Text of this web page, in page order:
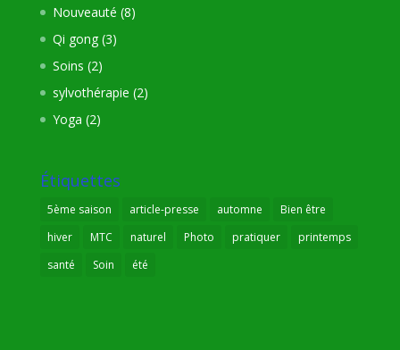
Nouveauté (8)
Qi gong(3)
Soins (2)
sylvothérapie (2)
Yoga (2)
Étiquettes
5ème saison article-presse automne
Bien être
hiver
MTC naturel Photo pratiquer
printemps
santé
Soin été